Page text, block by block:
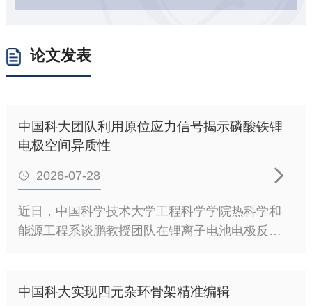
论文发表
中国科大团队利用原位应力信号揭示磷酸铁锂
电极空间异质性
 2026-07-28 
近日，中国科学技术大学工程科学学院热科学和
能源工程系谈鹏教授团队在锂离子电池电极反应
磷酸铁锂（LFP）电极在充放电过程中的法向应力
中国科大实现四元杂环骨架精准编辑